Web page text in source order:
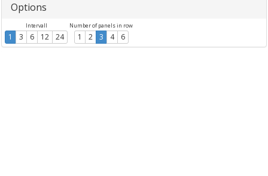
Options
Intervall
1 3 6 12 24
Number of panels in row
1 2 3 4 6